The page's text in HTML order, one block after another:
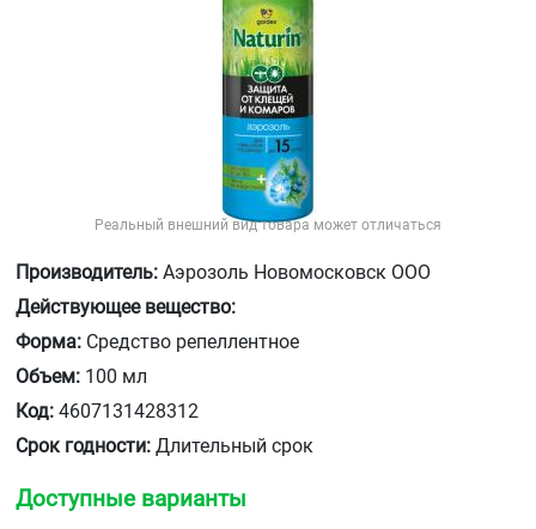
Реальный внешний вид товара может отличаться
Производитель: Аэрозоль Новомосковск ООО
Действующее вещество:
Форма: Средство репеллентное
Объем: 100 мл
Код: 4607131428312
Срок годности: Длительный срок
Доступные варианты